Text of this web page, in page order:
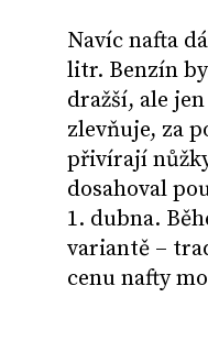
Navíc nafta
litr. Benzín
dražší, ale
zlevňuje, za
přivírají
dosahoval
1. dubna.
variantě –
cenu nafty